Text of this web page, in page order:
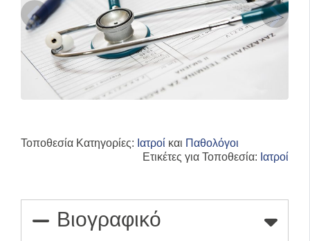
Τοποθεσία Κατηγορίες: Ιατροί και Παθολόγοι
Ετικέτες για Τοποθεσία: Ιατροί
Βιογραφικό